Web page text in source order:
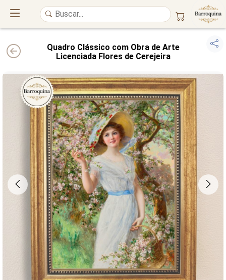
UM ATELIÊ 100% FINE ART
Trazemos a imponência dasmaiores obras de arte do mundo para o
alto padrão da sua casa. Nosso acervo reúne a genialidade de grandes
pintores renomados, resgatando artes reaise o requinte inconfundível
das obras doséculo XIX. Produção artesanal emCanvas 100% Algodão
molduras em Madeira Maciçae impressão comPigmentação Mineral
QUALIDADE DE MUSEU GARANTIA ETERNA
Curadoria das Campanhas
A seleção de obras-primas apresentadas em nossos vídeos nas redes
sociais, reunidas aqui para sua apreciação.
Quadro Clássico com Obra de Arte
Licenciada Flores de Cerejeira